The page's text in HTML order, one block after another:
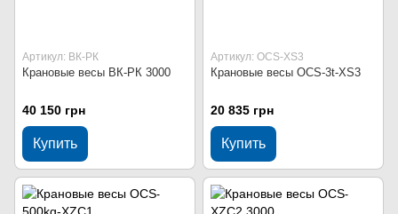
Артикул: ВК-РК
Крановые весы ВК-РК 3000
40 150 грн
Купить
Артикул: OCS-XS3
Крановые весы OCS-3t-XS3
20 835 грн
Купить